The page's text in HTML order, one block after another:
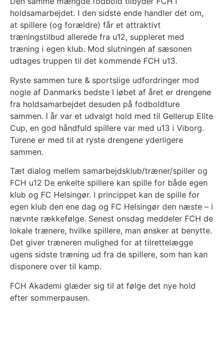
holdsamarbejdet. I den sidste ende handler det om,
at spillere (og forældre) får et attraktivt
træningstilbud allerede fra u12, suppleret med
træning i egen klub. Mod slutningen af sæsonen
udtages truppen til det kommende FCH u13.
Ryste sammen ture & sportslige udfordringer mod
nogle af Danmarks bedste I løbet af året er drengene
fra holdsamarbejdet desuden på fodboldture
sammen. I år var et udvalgt hold med til Gellerup Elite
Cup, en god håndfuld spillere var med u13 i Viborg.
Turene er med til at ryste drengene yderligere
sammen.
Tæt dialog mellem samarbejdsklub/træner/spiller og
FCH u12 De enkelte spillere kan spille for både egen
klub og FC Helsingør. I princippet kan de spille for
egen klub den ene dag og FC Helsingør den næste – i
nævnte rækkefølge. Senest onsdag meddeler FCH de
lokale trænere, hvilke spillere, man ønsker at benytte.
Det giver træneren mulighed for at tilrettelægge
ugens sidste træning ud fra de spillere, som han kan
disponere over til kamp.
FCH Akademi glæder sig til at følge det nye hold
efter sommerpausen.